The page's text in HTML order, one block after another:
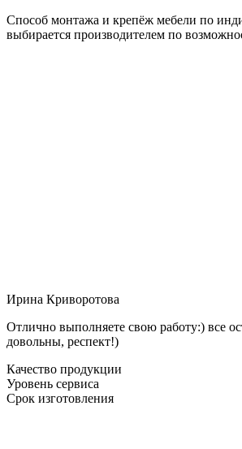
Способ монтажа и крепёж мебели по
выбирается производителем по
Ирина Криворотова
Отлично выполняете свою работу:) все
довольны, респект!)
Качество продукции
Уровень сервиса
Срок изготовления